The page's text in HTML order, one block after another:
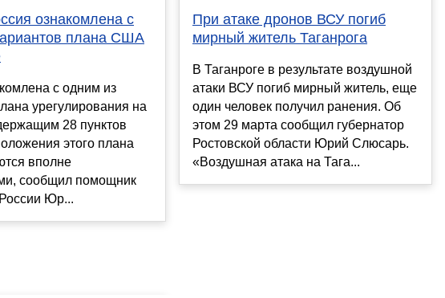
ознакомлена с
плана США
с одним из
урегулирования на
28 пунктов
этого плана
вполне
сообщил помощник
Юр...
При атаке дронов ВСУ погиб
мирный житель Таганрога
В Таганроге в результате воздушной
атаки ВСУ погиб мирный житель, еще
один человек получил ранения. Об
этом 29 марта сообщил губернатор
Ростовской области Юрий Слюсарь.
«Воздушная атака на Тага...